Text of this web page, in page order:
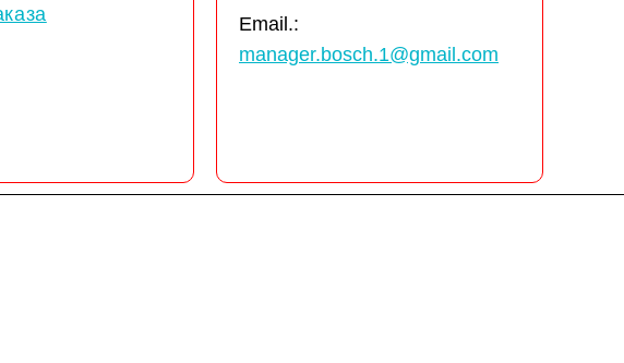
Email.:
manager.bosch.1@gmail.com